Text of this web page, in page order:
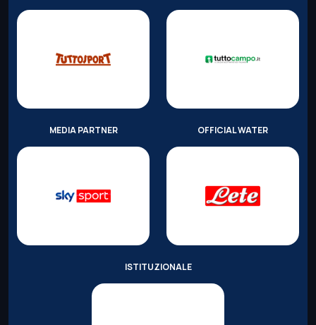
MEDIA PARTNER OFFICIAL WATER
ISTITUZIONALE